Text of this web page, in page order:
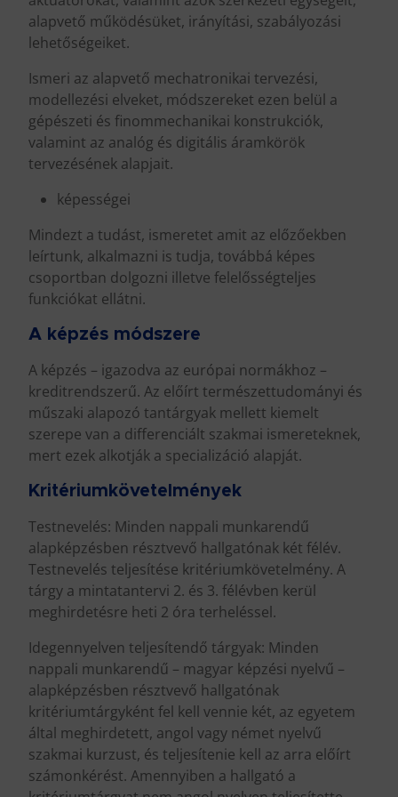
alapvető működésüket, irányítási, szabályozási
lehetőségeiket.
Ismeri az alapvető mechatronikai tervezési,
modellezési elveket, módszereket ezen belül a
gépészeti és finommechanikai konstrukciók,
valamint az analóg és digitális áramkörök
tervezésének alapjait.
képességei
Mindezt a tudást, ismeretet amit az előzőekben
leírtunk, alkalmazni is tudja, továbbá képes
csoportban dolgozni illetve felelősségteljes
funkciókat ellátni.
A képzés módszere
A képzés – igazodva az európai normákhoz –
kreditrendszerű. Az előírt természettudományi és
műszaki alapozó tantárgyak mellett kiemelt
szerepe van a differenciált szakmai ismereteknek,
mert ezek alkotják a specializáció alapját.
Kritériumkövetelmények
Testnevelés: Minden nappali munkarendű
alapképzésben résztvevő hallgatónak két félév.
Testnevelés teljesítése kritériumkövetelmény. A
tárgy a mintatantervi 2. és 3. félévben kerül
meghirdetésre heti 2 óra terheléssel.
Idegennyelven teljesítendő tárgyak: Minden
nappali munkarendű – magyar képzési nyelvű –
alapképzésben résztvevő hallgatónak
kritériumtárgyként fel kell vennie két, az egyetem
által meghirdetett, angol vagy német nyelvű
szakmai kurzust, és teljesítenie kell az arra előírt
számonkérést. Amennyiben a hallgató a